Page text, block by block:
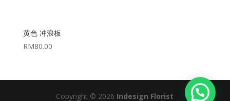
黄色 冲浪板
RM80.00
Copyright © 2026 Indesign Florist